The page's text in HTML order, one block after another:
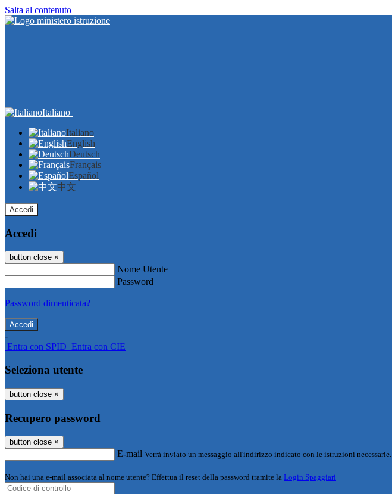
Salta al contenuto
Italiano
Italiano
English
Deutsch
Français
Español
中文
Accedi
Accedi
button close ×
Nome Utente
Password
Password dimenticata?
-
Entra con SPID Entra con CIE
Seleziona utente
button close ×
Recupero password
button close ×
E-mail Verrà inviato un messaggio all'indirizzo indicato con le istruzioni necessarie.
Non hai una e-mail associata al nome utente? Effettua il reset della password tramite la Login Spaggiari